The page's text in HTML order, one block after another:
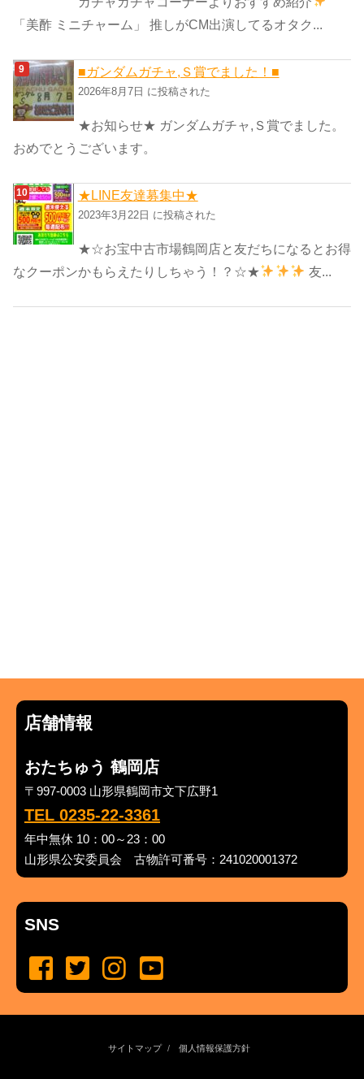
「美酢 ミニチャーム」 推しがCM出演してるオタク...
■ガンダムガチャ,Ｓ賞でました！■
2026年8月7日 に投稿された
★お知らせ★ ガンダムガチャ,Ｓ賞でました。
おめでとうございます。
★LINE友達募集中★
2023年3月22日 に投稿された
★☆お宝中古市場鶴岡店と友だちになるとお得
なクーポンかもらえたりしちゃう！？☆★
友...
店舗情報
おたちゅう 鶴岡店
〒997-0003 山形県鶴岡市文下広野1
TEL 0235-22-3361
年中無休 10：00～23：00
山形県公安委員会 古物許可番号：241020001372
SNS
サイトマップ 個人情報保護方針